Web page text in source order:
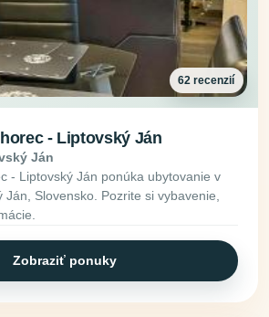
62 recenzií
- Liptovský Ján
Ján
- Liptovský Ján ponúka ubytovanie v
Ján, Slovensko. Pozrite si vybavenie,
Zobraziť ponuky